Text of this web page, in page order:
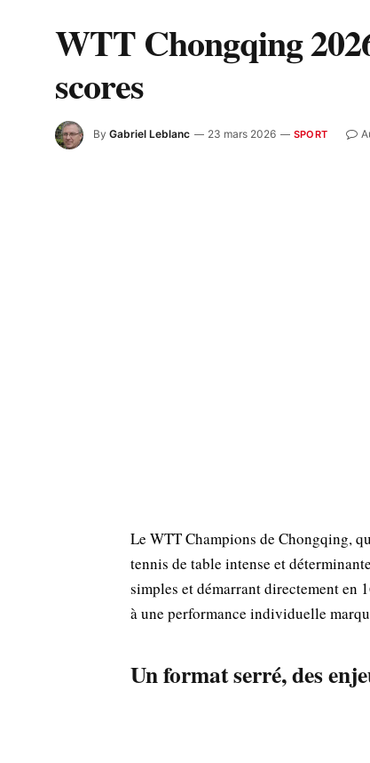
WTT Chongqing
scores
By Gabriel Leblanc 23 mars 2026 SPORT
Le WTT Champions de Chongqing,
tennis de table intense et
simples et démarrant directement en
à une performance individuelle
Un format serré, des